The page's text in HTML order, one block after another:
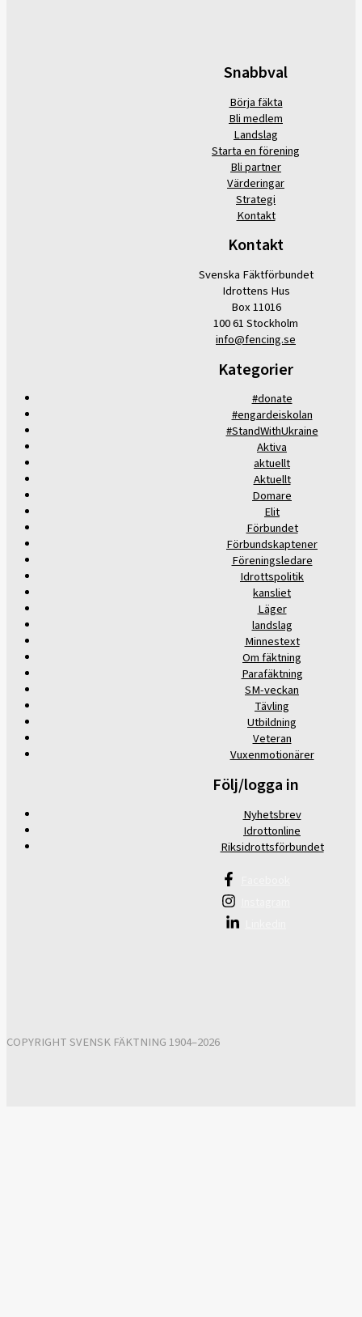
Snabbval
Börja fäkta
Bli medlem
Landslag
Starta en förening
Bli partner
Värderingar
Strategi
Kontakt
Kontakt
Svenska Fäktförbundet
Idrottens Hus
Box 11016
100 61 Stockholm
info@fencing.se
Kategorier
#donate
#engardeiskolan
#StandWithUkraine
Aktiva
aktuellt
Aktuellt
Domare
Elit
Förbundet
Förbundskaptener
Föreningsledare
Idrottspolitik
kansliet
Läger
landslag
Minnestext
Om fäktning
Parafäktning
SM-veckan
Tävling
Utbildning
Veteran
Vuxenmotionärer
Följ/logga in
Nyhetsbrev
Idrottonline
Riksidrottsförbundet
COPYRIGHT SVENSK FÄKTNING 1904–2026